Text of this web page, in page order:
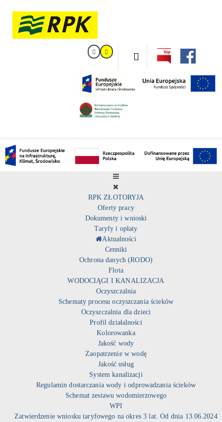
RPK ZŁOTORYJA
Oferty pracy
Dokumenty i wnioski
Taryfy i opłaty
Aktualności
Cenniki
Ochrona danych (RODO)
Flota
WODOCIĄGI I KANALIZACJA
Oczyszczalnia
Schematy procesu oczyszczania ścieków
Oczyszczalnia dla dzieci
Profil działalności
Kolorowanka
Jakość wody
Zaopatrzenie w wodę
Jakość usług
System kanalizacji
Regulamin dostarczania wody i odprowadzania ścieków
Schemat zestawu wodomierzowego
WPI
Zatwierdzenie wniosku taryfowego na okres 3 lat. Od dnia 13.06.2024